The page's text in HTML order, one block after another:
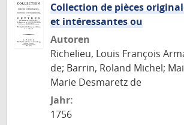
Collection de pièces
et intéressantes ou
Autoren
Richelieu, Louis François
de; Barrin, Roland Michel;
Marie Desmaretz de
Jahr:
1756